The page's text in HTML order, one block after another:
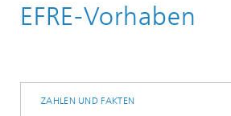
Über Fraunhofer
EFRE-Vorhaben
ZAHLEN UND FAKTEN